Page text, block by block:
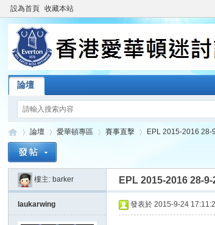
設為首頁 收藏本站
論壇
»
論壇
›
愛華頓專區 賽事直擊
›
EPL 2015-2016 28-
樓主: barker EPL 2015-2016 28-
laukarwing 發表於 2015-9-24